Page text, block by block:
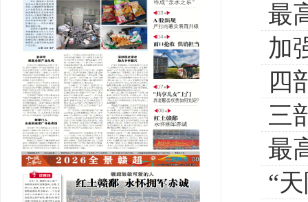
得
精
最
加
四
三
最
“